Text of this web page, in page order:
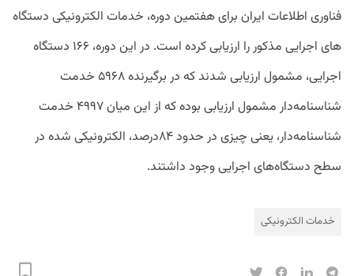
فناوری اطلاعات ایران برای هفتمین دوره، خدمات الکترونیکی دستگاه
های اجرایی مذکور را ارزیابی کرده است. در این دوره، ۱۶۶ دستگاه
اجرایی، مشمول ارزیابی شدند که در برگیرنده ۵۹۶۸ خدمت
شناسنامه‌دار مشمول ارزیابی بوده که از این میان ۴۹۹۷ خدمت
شناسنامه‌دار، یعنی چیزی در حدود ۸۴درصد، الکترونیکی شده در
سطح دستگاه‌های اجرایی وجود داشتند.
خدمات الکترونیکی